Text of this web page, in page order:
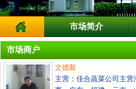
市场简介
市场商户
文德新
主营：佳合蔬菜公司主营